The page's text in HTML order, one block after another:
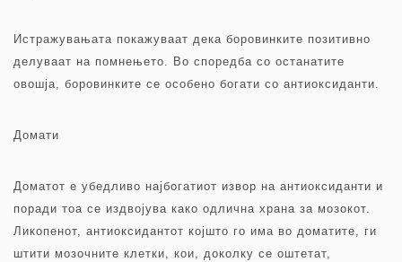
Истражувањата покажуваат дека боровинките позитивно
делуваат на помнењето. Во споредба со останатите
овошја, боровинките се особено богати со антиоксиданти.
Домати
Доматот е убедливо најбогатиот извор на антиоксиданти и
поради тоа се издвојува како одлична храна за мозокот.
Ликопенот, антиоксидантот којшто го има во доматите, ги
штити мозочните клетки, кои, доколку се оштетат,